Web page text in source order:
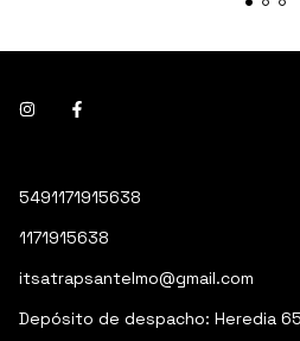
5491171915638
1171915638
itsatrapsantelmo@gmail.com
Depósito de despacho: Heredia